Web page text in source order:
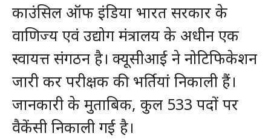
काउंसिल ऑफ इंडिया भारत सरकार के
वाणिज्य एवं उद्योग मंत्रालय के अधीन एक
स्वायत्त संगठन है। क्यूसीआई ने नोटिफिकेशन
जारी कर परीक्षक की भर्तियां निकाली हैं।
जानकारी के मुताबिक, कुल 533 पदों पर
वैकेंसी निकाली गई है।